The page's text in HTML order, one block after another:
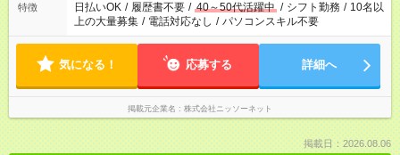
特徴 日払いOK / 履歴書不要 / 40～50代活躍中 / シフト勤務 / 10名以
上の大量募集 / 電話対応なし / パソコンスキル不要
気になる！ 応募する 詳細へ
掲載元企業名 株式会社ニッソーネット
掲載日：2026.08.06